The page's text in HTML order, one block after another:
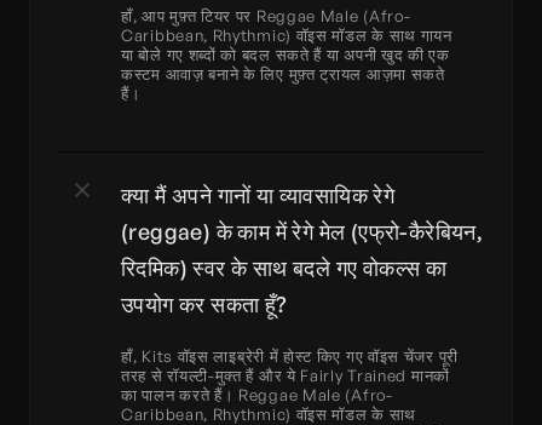
हाँ, आप मुफ़्त टियर पर Reggae Male (Afro-
Caribbean, Rhythmic) वॉइस मॉडल के साथ गायन
या बोले गए शब्दों को बदल सकते हैं या अपनी खुद की एक
कस्टम आवाज़ बनाने के लिए मुफ़्त ट्रायल आज़मा सकते
हैं।
क्या मैं अपने गानों या व्यावसायिक रेगे
(reggae) के काम में रेगे मेल (एफ्रो-कैरेबियन,
रिदमिक) स्वर के साथ बदले गए वोकल्स का
उपयोग कर सकता हूँ?
हाँ, Kits वॉइस लाइब्रेरी में होस्ट किए गए वॉइस चेंजर पूरी
तरह से रॉयल्टी-मुक्त हैं और ये Fairly Trained मानकों
का पालन करते हैं। Reggae Male (Afro-
Caribbean, Rhythmic) वॉइस मॉडल के साथ